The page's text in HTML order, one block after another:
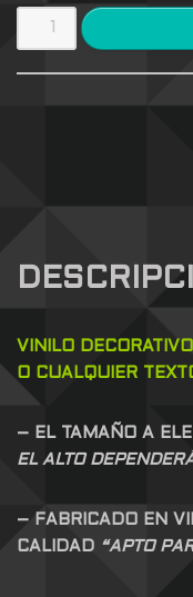
VINILO DECORATIVO
O CUALQUIER
– EL TAMAÑO A
EL ALTO
– FABRICADO EN
CALIDAD “APTO